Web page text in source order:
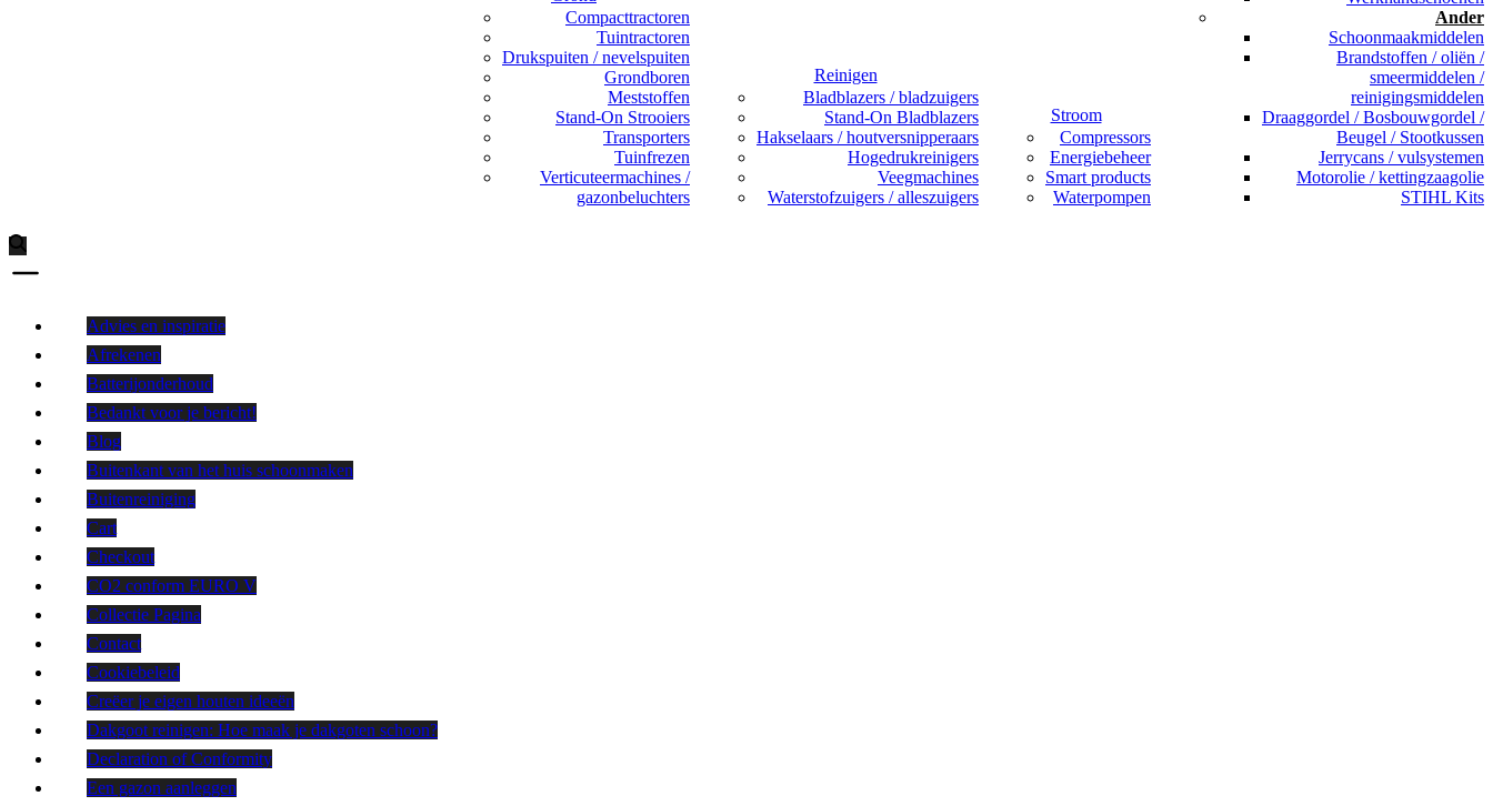
Compacttractoren
Tuintractoren
Drukspuiten / nevelspuiten
Grondboren
Meststoffen
Stand-On Strooiers
Transporters
Tuinfrezen
Verticuteermachines /
gazonbeluchters
Reinigen
Bladblazers / bladzuigers
Stand-On Bladblazers
Hakselaars / houtversnipperaars
Hogedrukreinigers
Veegmachines
Waterstofzuigers / alleszuigers
Stroom
Compressors
Energiebeheer
Smart products
Waterpompen
Ander
Schoonmaakmiddelen
Brandstoffen / oliën /
smeermiddelen /
reinigingsmiddelen
Draaggordel / Bosbouwgordel /
Beugel / Stootkussen
Jerrycans / vulsystemen
Motorolie / kettingzaagolie
STIHL Kits
Advies en inspiratie
Afrekenen
Batterijonderhoud
Bedankt voor je bericht!
Blog
Buitenkant van het huis schoonmaken
Buitenreiniging
Cart
Checkout
CO2 conform EURO V
Collectie Pagina
Contact
Cookiebeleid
Creëer je eigen houten ideeën
Dakgoot reinigen: Hoe maak je dakgoten schoon?
Declaration of Conformity
Een gazon aanleggen